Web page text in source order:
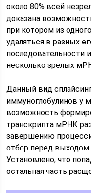
около 80% всей
доказана
при котором из
удаляться в разных
последовательности
несколько зрелых
Данный вид
иммуноглобулинов у
возможность
транскрипта мРНК
завершению
отбор перед выходом
Установлено, что
остальная часть